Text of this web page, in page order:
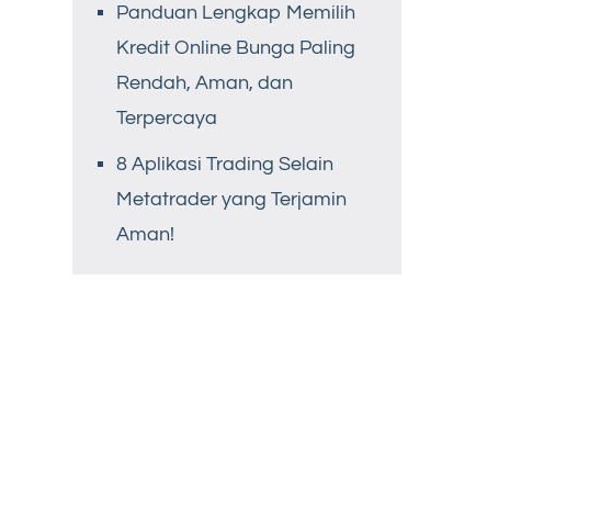
Panduan Lengkap Memilih
Kredit Online Bunga Paling
Rendah, Aman, dan
Terpercaya
8 Aplikasi Trading Selain
Metatrader yang Terjamin
Aman!